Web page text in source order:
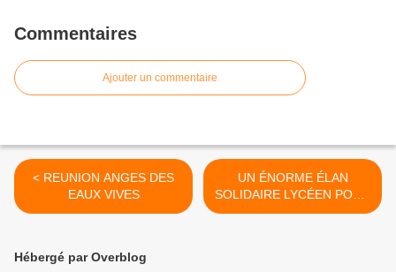
Commentaires
Ajouter un commentaire
< REUNION ANGES DES
EAUX VIVES
UN ÉNORME ÉLAN
SOLIDAIRE LYCÉEN POUR
UN ENVOL
Hébergé par Overblog